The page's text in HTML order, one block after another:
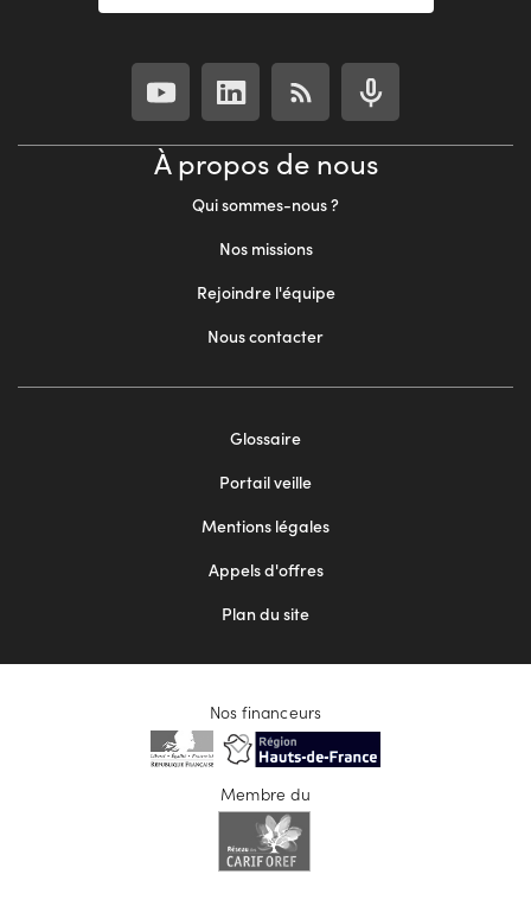
À propos de nous
Qui sommes-nous ?
Nos missions
Rejoindre l'équipe
Nous contacter
Glossaire
Portail veille
Mentions légales
Appels d'offres
Plan du site
Nos financeurs
Membre du